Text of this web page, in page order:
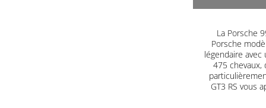
La Porsche
Porsche
légendaire
475
GT3 RS vous